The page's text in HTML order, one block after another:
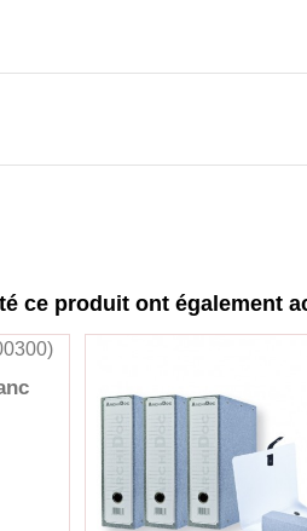
ce produit ont également